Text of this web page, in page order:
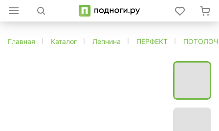
Главная Каталог Лепнина ПЕРФЕКТ